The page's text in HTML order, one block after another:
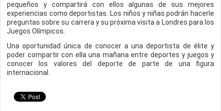
pequeños y compartirá con ellos algunas de sus mejores
experiencias como deportistas. Los niños y niñas podrán hacerle
preguntas sobre su carrera y su próxima visita a Londres para los
Juegos Olímpicos.
Una oportunidad única de conocer a una deportista de élite y
poder compartir con ella una mañana entre deportes y juegos y
conocer los valores del deporte de parte de una figura
internacional.